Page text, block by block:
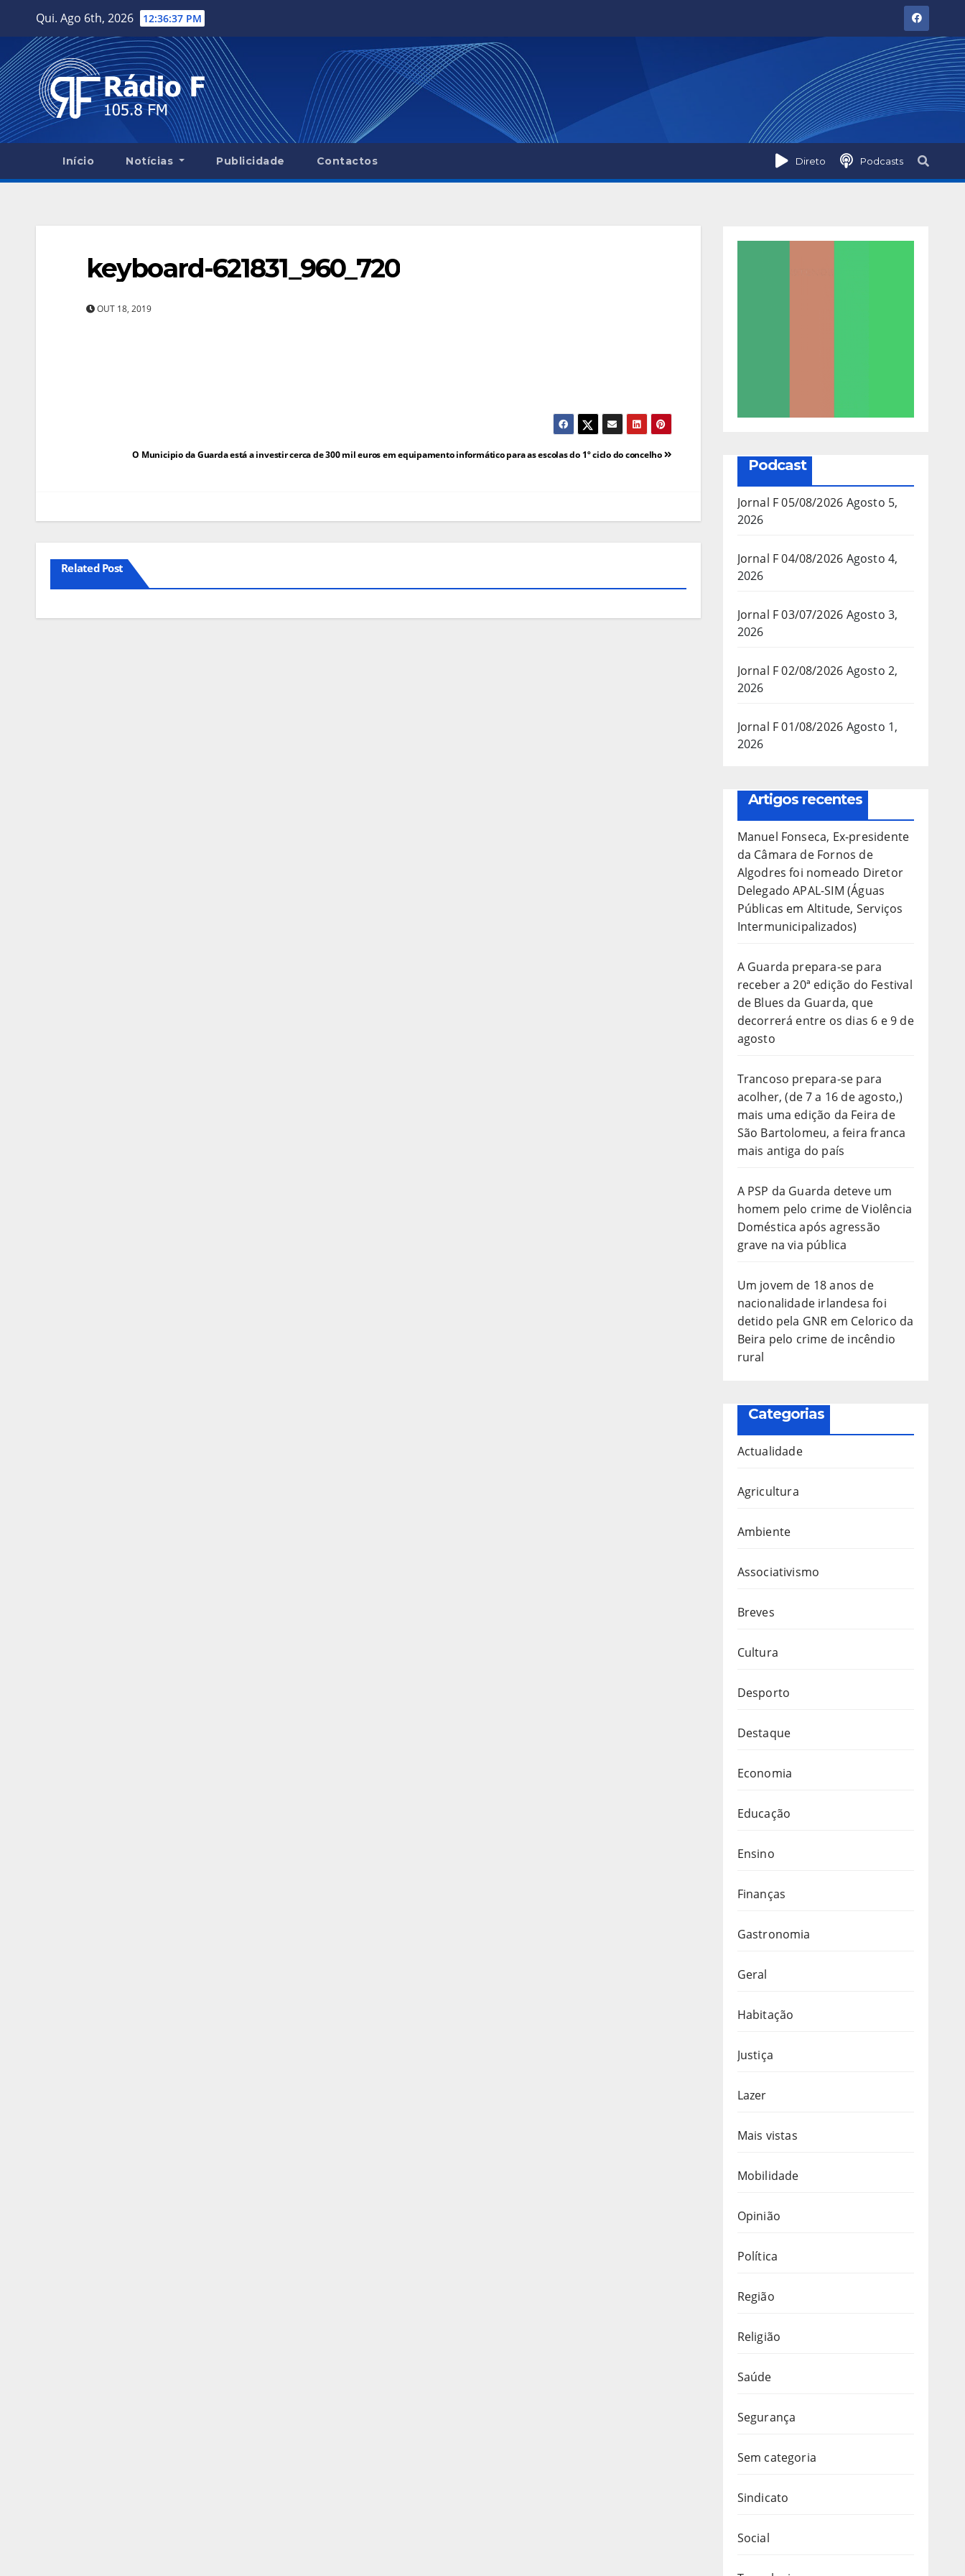
content
Qui. Ago 6th, 2026 12:36:37 PM
Direto Podcasts
Início Notícias Publicidade Contactos
keyboard-621831_960_720
OUT 18, 2019
NavegaçãoO Municipio da Guarda está a investir cerca de 300 mil euros em equipamento informático para as escolas do 1º ciclo do concelho
Related Post
Podcast
Jornal F 05/08/2026 Agosto 5,
2026
Jornal F 04/08/2026 Agosto 4,
2026
Jornal F 03/07/2026 Agosto 3,
2026
Jornal F 02/08/2026 Agosto 2,
2026
Jornal F 01/08/2026 Agosto 1,
2026
Artigos recentes
Manuel Fonseca, Ex-presidente
da Câmara de Fornos de
Algodres foi nomeado Diretor
Delegado APAL-SIM (Águas
Públicas em Altitude, Serviços
Intermunicipalizados)
A Guarda prepara-se para
receber a 20ª edição do Festival
de Blues da Guarda, que
decorrerá entre os dias 6 e 9 de
agosto
Trancoso prepara-se para
acolher, (de 7 a 16 de agosto,)
mais uma edição da Feira de
São Bartolomeu, a feira franca
mais antiga do país
A PSP da Guarda deteve um
homem pelo crime de Violência
Doméstica após agressão
grave na via pública
Um jovem de 18 anos de
nacionalidade irlandesa foi
detido pela GNR em Celorico da
Beira pelo crime de incêndio
rural
Categorias
Actualidade
Agricultura
Ambiente
Associativismo
Breves
Cultura
Desporto
Destaque
Economia
Educação
Ensino
Finanças
Gastronomia
Geral
Habitação
Justiça
Lazer
Mais vistas
Mobilidade
Opinião
Política
Região
Religião
Saúde
Segurança
Sem categoria
Sindicato
Social